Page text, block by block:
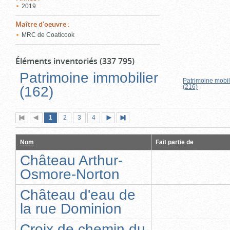
2019
Maître d'oeuvre :
MRC de Coaticook
Éléments inventoriés (337 795)
Patrimoine immobilier
(162)
Patrimoine
(216)
Première
page
Page
précédente
Page
1 (page
actuelle)
Page
2 Page
3 Page
4
suivante
page
Nom Fait partie de
Château Arthur-
Osmore-Norton
Château d'eau de
la rue Dominion